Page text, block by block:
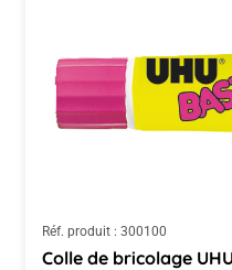
Réf. produit : 300100
Colle de bricolage